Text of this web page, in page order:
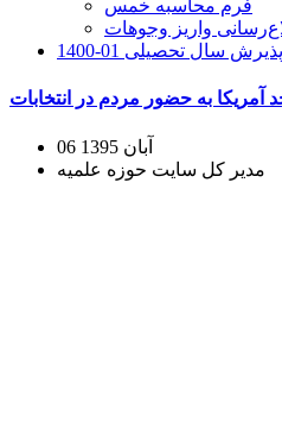
فرم محاسبه خمس
واریز وجوهات
پذیرش سال تحصیلی 01-1400
آمریکا به حضور مردم در انتخابات
06 آبان 1395
مدیر کل سایت حوزه علمیه